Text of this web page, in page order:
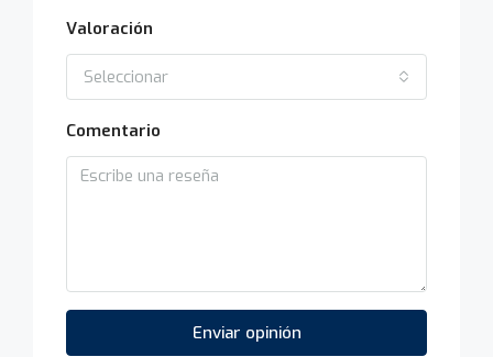
Valoración
Seleccionar
Comentario
Enviar opinión